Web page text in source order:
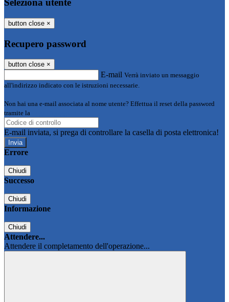
Seleziona utente
button close ×
Recupero password
button close ×
E-mail Verrà inviato un messaggio
all'indirizzo indicato con le istruzioni necessarie.
Non hai una e-mail associata al nome utente? Effettua il reset della password
tramite la
E-mail inviata, si prega di controllare la casella di posta elettronica!
Errore
Chiudi
Successo
Chiudi
Informazione
Chiudi
Attendere...
Attendere il completamento dell'operazione...